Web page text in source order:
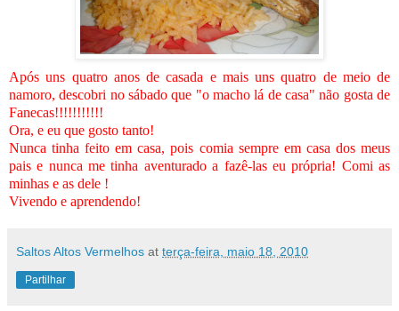
Após uns quatro anos de casada e mais uns quatro de meio de
namoro, descobri no sábado que "o macho lá de casa" não gosta de
Fanecas!!!!!!!!!!!
Ora, e eu que gosto tanto!
Nunca tinha feito em casa, pois comia sempre em casa dos meus
pais e nunca me tinha aventurado a fazê-las eu própria! Comi as
minhas e as dele !
Vivendo e aprendendo!
Saltos Altos Vermelhos at terça-feira, maio 18, 2010
Partilhar